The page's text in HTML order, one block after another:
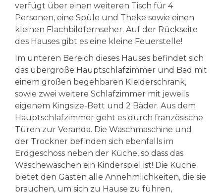
verfügt über einen weiteren Tisch für 4
Personen, eine Spüle und Theke sowie einen
kleinen Flachbildfernseher. Auf der Rückseite
des Hauses gibt es eine kleine Feuerstelle!
Im unteren Bereich dieses Hauses befindet sich
das übergroße Hauptschlafzimmer und Bad mit
einem großen begehbaren Kleiderschrank,
sowie zwei weitere Schlafzimmer mit jeweils
eigenem Kingsize-Bett und 2 Bäder. Aus dem
Hauptschlafzimmer geht es durch französische
Türen zur Veranda. Die Waschmaschine und
der Trockner befinden sich ebenfalls im
Erdgeschoss neben der Küche, so dass das
Wäschewaschen ein Kinderspiel ist! Die Küche
bietet den Gästen alle Annehmlichkeiten, die sie
brauchen, um sich zu Hause zu führen,